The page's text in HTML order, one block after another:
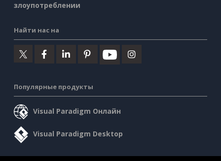
злоупотреблении
Найти нас на
Популярные продукты
Visual Paradigm Онлайн
Visual Paradigm Desktop